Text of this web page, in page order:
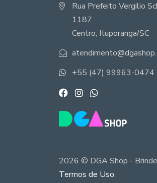
Rua Prefeito Vergilio
1187
Centro, Ituporanga/SC
+55 (47) 99963-0474
2026 © DGA Shop -
Termos de Uso.